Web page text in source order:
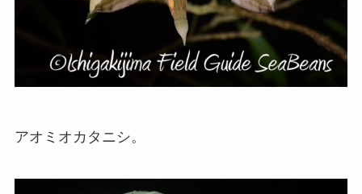
アオミオカタニシ。